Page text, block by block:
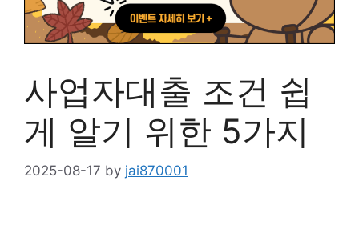
사업자대출 조건 쉽
게 알기 위한 5가지
2025-08-17 by jai870001